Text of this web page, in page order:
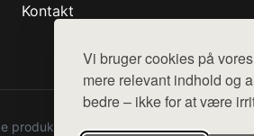
Vi bruger cookies på
mere relevant indhold og
bedre – ikke for at være
Kontakt
fra diverse webshops. Der